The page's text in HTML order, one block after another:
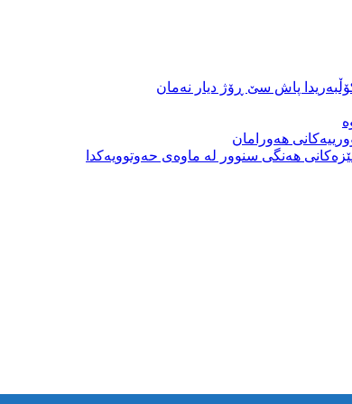
پاش سێ ڕۆژ دیار نەمان
هەورامان
هەنگی سنوور لە ماوەی حەوتوویەکدا